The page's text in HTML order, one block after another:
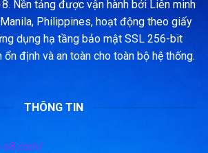
Nền tảng được vận hành bởi Liên minh
Philippines, hoạt động theo giấy
dụng hạ tầng bảo mật SSL 256-bit
định và an toàn cho toàn bộ hệ thống.
THÔNG TIN
o8.com/